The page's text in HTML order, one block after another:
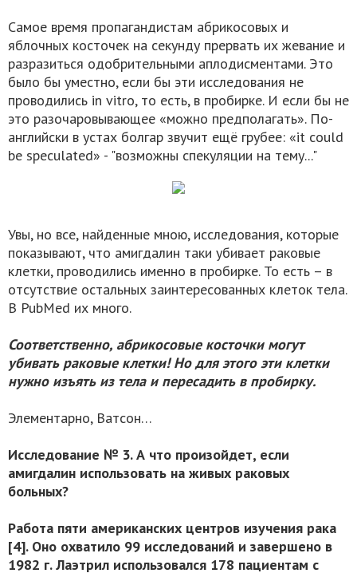
Самое время пропагандистам абрикосовых и
яблочных косточек на секунду прервать их жевание и
разразиться одобрительными аплодисментами. Это
было бы уместно, если бы эти исследования не
проводились in vitro, то есть, в пробирке. И если бы не
это разочаровывающее «можно предполагать». По-
английски в устах болгар звучит ещё грубее: «it could
be speculated» - "возможны спекуляции на тему..."
Увы, но все, найденные мною, исследования, которые
показывают, что амигдалин таки убивает раковые
клетки, проводились именно в пробирке. То есть – в
отсутствие остальных заинтересованных клеток тела.
В PubMed их много.
Соответственно, абрикосовые косточки могут
убивать раковые клетки! Но для этого эти клетки
нужно изъять из тела и пересадить в пробирку.
Элементарно, Ватсон…
Исследование № 3. А что произойдет, если
амигдалин использовать на живых раковых
больных?
Работа пяти американских центров изучения рака
[4]. Оно охватило 99 исследований и завершено в
1982 г. Лаэтрил использовался 178 пациентам с